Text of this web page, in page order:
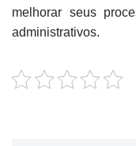
melhorar seus
administrativos.